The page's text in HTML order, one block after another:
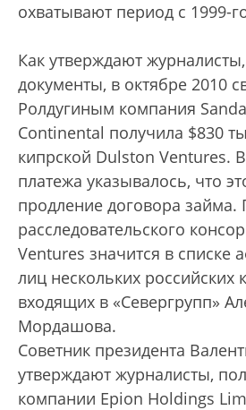
охватывают период с 1999-
Как утверждают
документы, в октябре 2010
Ролдугиным компания
Continental получила $830
кипрской Dulston Ventures.
платежа указывалось, что
продление договора
расследовательского
Ventures значится в списке
лиц нескольких российских
входящих в «Севергрупп»
Мордашова.
Советник президента
утверждают журналисты,
компании Epion Holdings